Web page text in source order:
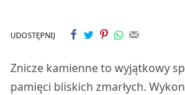
UDOSTĘPNIJ
Znicze kamienne to wyjątkowy
pamięci bliskich zmarłych.